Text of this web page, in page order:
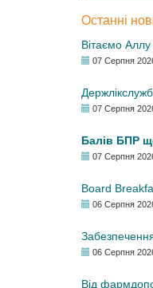
Останні
Вітаємо
07 Серпня
07 Серпня
Балів БПР
07 Серпня
Board
06 Серпня
06 Серпня
Від